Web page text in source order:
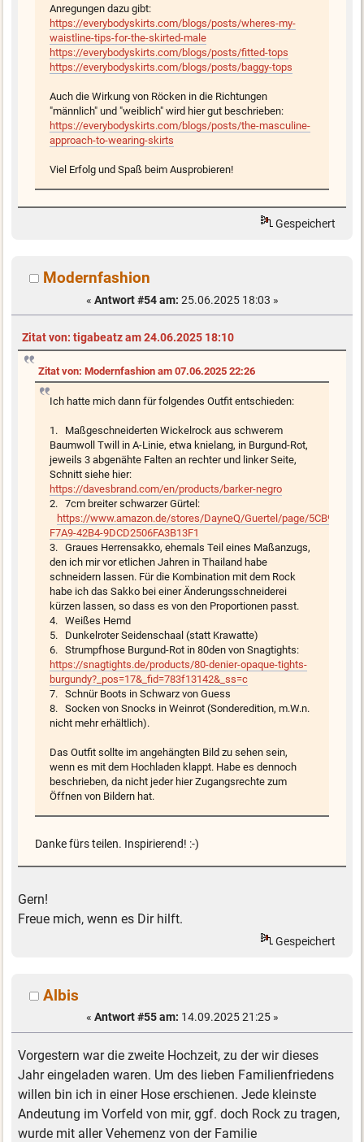
Anregungen dazu gibt:
https://everybodyskirts.com/blogs/posts/wheres-my-
waistline-tips-for-the-skirted-male
https://everybodyskirts.com/blogs/posts/fitted-tops
https://everybodyskirts.com/blogs/posts/baggy-tops
Auch die Wirkung von Röcken in die Richtungen
"männlich" und "weiblich" wird hier gut beschrieben:
https://everybodyskirts.com/blogs/posts/the-masculine-
approach-to-wearing-skirts
Viel Erfolg und Spaß beim Ausprobieren!
Gespeichert
Modernfashion
« Antwort #54 am: 25.06.2025 18:03 »
Zitat von: tigabeatz am 24.06.2025 18:10
Zitat von: Modernfashion am 07.06.2025 22:26
Ich hatte mich dann für folgendes Outfit entschieden:
1. Maßgeschneiderten Wickelrock aus schwerem
Baumwoll Twill in A-Linie, etwa knielang, in Burgund-Rot,
jeweils 3 abgenähte Falten an rechter und linker Seite,
Schnitt siehe hier:
https://davesbrand.com/en/products/barker-negro
2. 7cm breiter schwarzer Gürtel:
https://www.amazon.de/stores/DayneQ/Guertel/page/5CB9C2CF-
F7A9-42B4-9DCD2506FA3B13F1
3. Graues Herrensakko, ehemals Teil eines Maßanzugs,
den ich mir vor etlichen Jahren in Thailand habe
schneidern lassen. Für die Kombination mit dem Rock
habe ich das Sakko bei einer Änderungsschneiderei
kürzen lassen, so dass es von den Proportionen passt.
4. Weißes Hemd
5. Dunkelroter Seidenschaal (statt Krawatte)
6. Strumpfhose Burgund-Rot in 80den von Snagtights:
https://snagtights.de/products/80-denier-opaque-tights-
burgundy?_pos=17&_fid=783f13142&_ss=c
7. Schnür Boots in Schwarz von Guess
8. Socken von Snocks in Weinrot (Sonderedition, m.W.n.
nicht mehr erhältlich).
Das Outfit sollte im angehängten Bild zu sehen sein,
wenn es mit dem Hochladen klappt. Habe es dennoch
beschrieben, da nicht jeder hier Zugangsrechte zum
Öffnen von Bildern hat.
Danke fürs teilen. Inspirierend! :-)
Gern!
Freue mich, wenn es Dir hilft.
Gespeichert
Albis
« Antwort #55 am: 14.09.2025 21:25 »
Vorgestern war die zweite Hochzeit, zu der wir dieses
Jahr eingeladen waren. Um des lieben Familienfriedens
willen bin ich in einer Hose erschienen. Jede kleinste
Andeutung im Vorfeld von mir, ggf. doch Rock zu tragen,
wurde mit aller Vehemenz von der Familie